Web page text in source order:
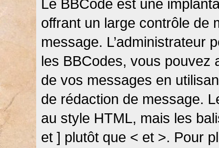
Le BBCode est une
offrant un large contrôle de
message. L’administrateur
les BBCodes, vous pouvez
de vos messages en
de rédaction de message.
au style HTML, mais les
et ] plutôt que < et >. Pour